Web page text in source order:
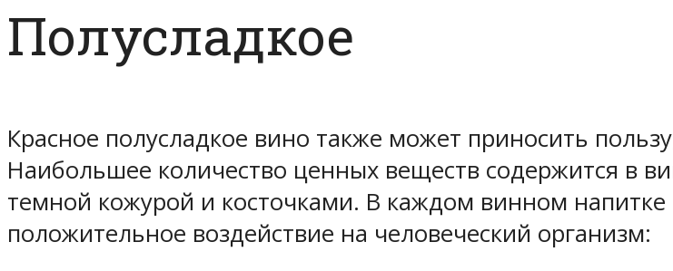
Полусладкое
Красное полусладкое вино также может приносить
Наибольшее количество ценных веществ содержится в
темной кожурой и косточками. В каждом винном
положительное воздействие на человеческий организм: